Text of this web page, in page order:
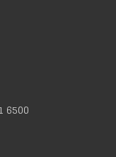
6500